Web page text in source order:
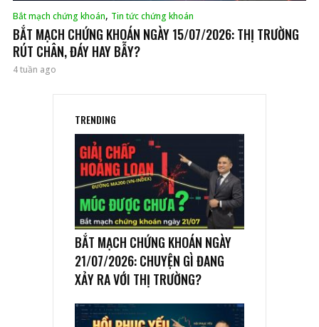
Bắt mạch chứng khoán, Tin tức chứng khoán
BẮT MẠCH CHỨNG KHOÁN NGÀY 15/07/2026: THỊ TRƯỜNG
RÚT CHÂN, ĐÁY HAY BẪY?
4 tuần ago
TRENDING
BẮT MẠCH CHỨNG KHOÁN NGÀY
21/07/2026: CHUYỆN GÌ ĐANG
XẢY RA VỚI THỊ TRƯỜNG?